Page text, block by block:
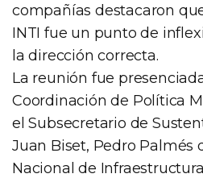
compañías destacaron
INTI fue un punto de
la dirección correcta.
La reunión fue
Coordinación de Política
el Subsecretario de
Juan Biset, Pedro Palmés
Nacional de